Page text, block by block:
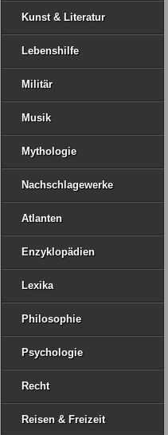
Kunst & Literatur
Lebenshilfe
Militär
Musik
Mythologie
Nachschlagewerke
Atlanten
Enzyklopädien
Lexika
Philosophie
Psychologie
Recht
Reisen & Freizeit